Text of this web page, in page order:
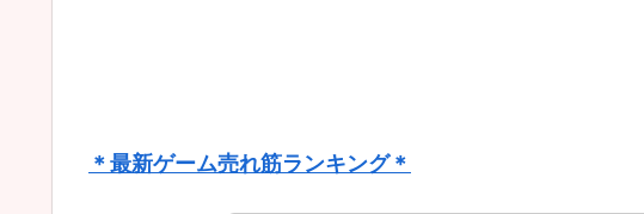
＊最新ゲーム売れ筋ランキング＊